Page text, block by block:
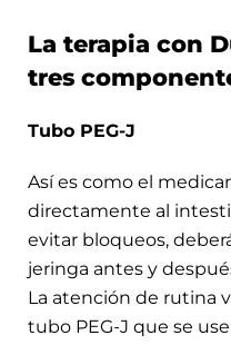
La terapia con
tres
Tubo PEG-J
Así es como el
directamente al
evitar bloqueos,
jeringa antes y
La atención de rutina
tubo PEG-J que se